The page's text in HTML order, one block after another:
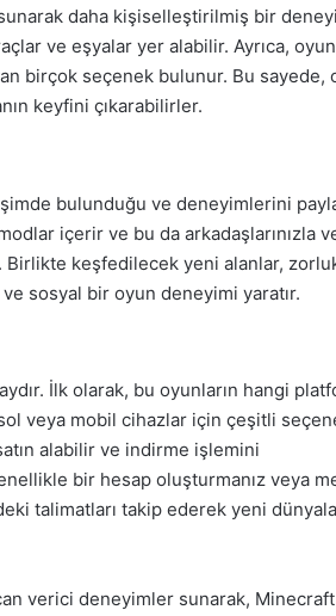
daha kişiselleştirilmiş bir
ve eşyalar yer alabilir. Ayrıca,
birçok seçenek bulunur. Bu sayede,
keyfini çıkarabilirler.
bulunduğu ve deneyimlerini
içerir ve bu da arkadaşlarınızla
Birlikte keşfedilecek yeni alanlar,
sosyal bir oyun deneyimi yaratır.
İlk olarak, bu oyunların hangi
veya mobil cihazlar için çeşitli
alabilir ve indirme işlemini
bir hesap oluşturmanız veya
talimatları takip ederek yeni
verici deneyimler sunarak, Minecraft